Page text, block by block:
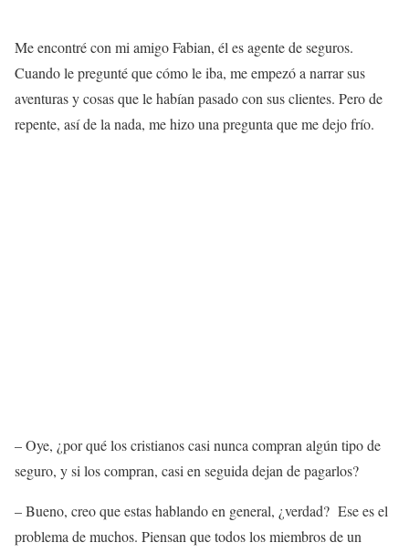
Me encontré con mi amigo Fabian, él es agente de seguros.
Cuando le pregunté que cómo le iba, me empezó a narrar sus
aventuras y cosas que le habían pasado con sus clientes. Pero de
repente, así de la nada, me hizo una pregunta que me dejo frío.
– Oye, ¿por qué los cristianos casi nunca compran algún tipo de
seguro, y si los compran, casi en seguida dejan de pagarlos?
– Bueno, creo que estas hablando en general, ¿verdad? Ese es el
problema de muchos. Piensan que todos los miembros de un